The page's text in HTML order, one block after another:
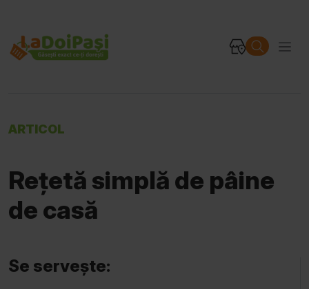
ARTICOL
Rețetă simplă de pâine
de casă
Se servește: